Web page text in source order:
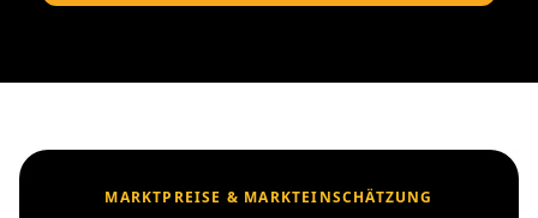
MARKTPREISE & MARKTEINSCHÄTZUNG